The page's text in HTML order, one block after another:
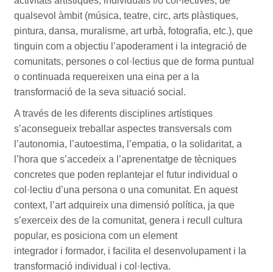
qualsevol àmbit (música, teatre, circ, arts plàstiques,
pintura, dansa, muralisme, art urbà, fotografia, etc.), que
tinguin com a objectiu l’apoderament i la integració de
comunitats, persones o col·lectius que de forma puntual
o continuada requereixen una eina per a la
transformació de la seva situació social.
A través de les diferents disciplines artístiques
s’aconsegueix treballar aspectes transversals com
l’autonomia, l’autoestima, l’empatia, o la solidaritat, a
l’hora que s’accedeix a l’aprenentatge de tècniques
concretes que poden replantejar el futur individual o
col·lectiu d’una persona o una comunitat. En aquest
context, l’art adquireix una dimensió política, ja que
s’exerceix des de la comunitat, genera i recull cultura
popular, es posiciona com un element
integrador i formador, i facilita el desenvolupament i la
transformació individual i col·lectiva.